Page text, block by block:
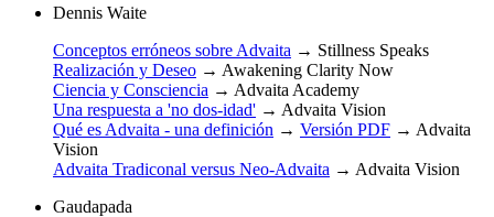
Dennis Waite
Conceptos erróneos sobre Advaita → Stillness Speaks
Realización y Deseo → Awakening Clarity Now
Ciencia y Consciencia → Advaita Academy
Una respuesta a 'no dos-idad' → Advaita Vision
Qué es Advaita - una definición → Versión PDF → Advaita
Vision
Advaita Tradiconal versus Neo-Advaita → Advaita Vision
Gaudapada